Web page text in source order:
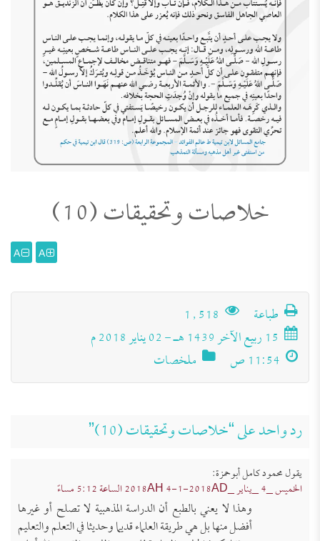
خلاصات وتحقيقات (10)
A
A
طباعة
ملخصات
رد واحد على “خلاصات وتحقيقات (10)”
يقولمحمود كامل أبوحمزة:
الخميس _4 _يناير _2018AH 4-1-2018AD الساعة 5:12 مساءً
وهذا لا يعني بالطبع أن الدراسة المذهبية لا تصلح أو غيرها
أفضل منها بل هي طريقة العلماء قديما وحديثا في التعلم والتعليم
تَعرِيف بكِتَاب (مجموعة الرَّسائل العقديَّة
للعلامة الشَّيخ محمد عبد الظَّاهر أبو
السَّمح)
للتحميل كملف PDF اضغط على الأيقونة المعلومات
الفنية للكتاب: عنوان الكتاب: مجموعة الرَّسائل
العقديَّة للعلامة الشَّيخ محمد عبد الظَّاهر أبو السَّمح.